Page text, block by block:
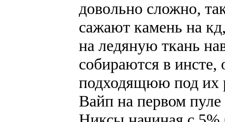
довольно сложно,
сажают камень на
на ледяную ткань
собираются в
подходящюю под их
Вайп на первом